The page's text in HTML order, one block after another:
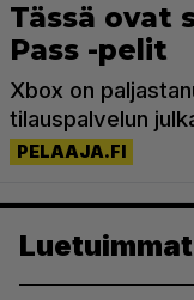
Luetuimmat